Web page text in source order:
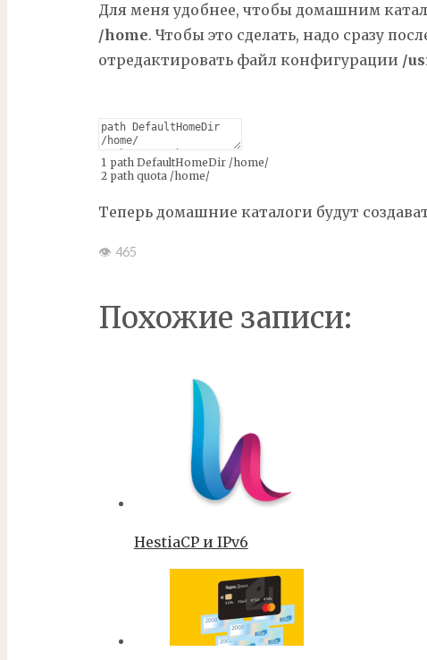
Для меня удобнее, чтобы домашним
/home. Чтобы это сделать, надо сразу
отредактировать файл конфигурации /
1
2
path DefaultHomeDir /home/
path quota /home/
Теперь домашние каталоги будут
👁 465
Похожие записи:
HestiaCP и IPv6